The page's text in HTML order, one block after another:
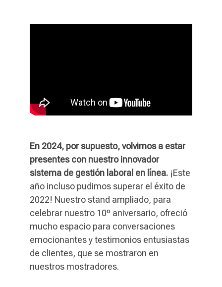
En 2024, por supuesto, volvimos a estar
presentes con nuestro innovador
sistema de gestión laboral en línea. ¡Este
año incluso pudimos superar el éxito de
2022! Nuestro stand ampliado, para
celebrar nuestro 10º aniversario, ofreció
mucho espacio para conversaciones
emocionantes y testimonios entusiastas
de clientes, que se mostraron en
nuestros mostradores.